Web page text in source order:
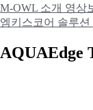
M-OWL 소개 영상
엠키스코어 솔루션
AQUAEdge